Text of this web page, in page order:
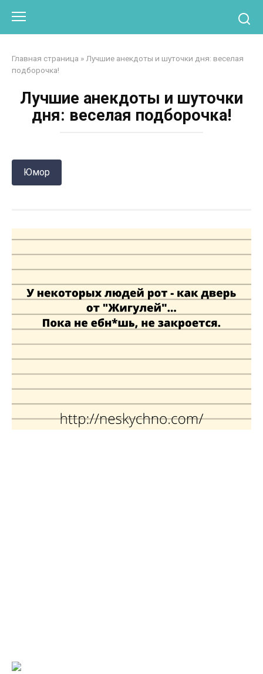
контенту
Главная страница » Лучшие анекдоты и шуточки дня: веселая
подборочка!
Лучшие анекдоты и шуточки
дня: веселая подборочка!
Юмор